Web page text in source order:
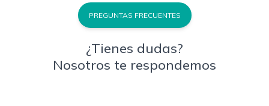
PREGUNTAS FRECUENTES
¿Tienes dudas?
Nosotros te respondemos